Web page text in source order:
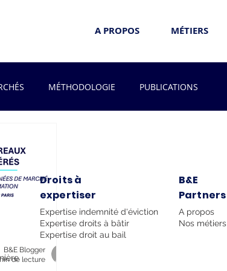
A PROPOS MÉTIERS
MÉTHODOLOGIE PUBLICATIONS
B&E Blogger
de lecture
Droits à
expertiser
Expertise indemnité d'éviction
Expertise droits à bâtir
Expertise droit au bail
B&E
Partners
A propos
Nos métiers